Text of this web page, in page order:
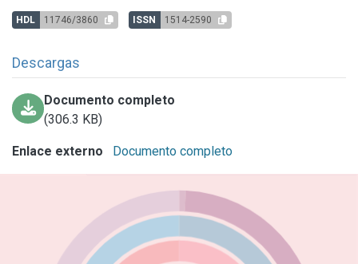
HDL 11746/3860 ISSN 1514-2590
Descargas
Documento completo
(306.3 KB)
Enlace externo Documento completo